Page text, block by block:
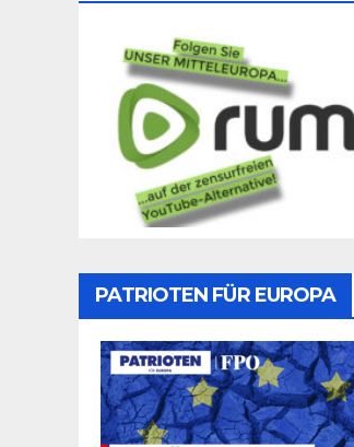
PATRIOTEN FÜR EUROPA